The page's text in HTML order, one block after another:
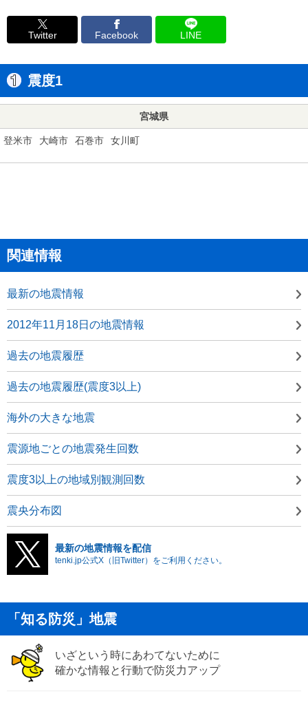
Twitter Facebook LINE
震度1
宮城県
登米市 大崎市 石巻市 女川町
関連情報
最新の地震情報
2012年11月18日の地震情報
過去の地震履歴
過去の地震履歴(震度3以上)
海外の大きな地震
震源地ごとの地震発生回数
震度3以上の地域別観測回数
震央分布図
最新の地震情報を配信
tenki.jp公式X（旧Twitter）をご利用ください。
「知る防災」地震
いざという時にあわてないために
確かな情報と行動で防災力アップ